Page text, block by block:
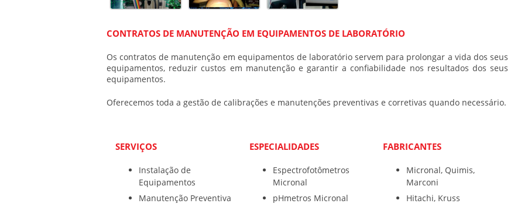
CONTRATOS DE MANUTENÇÃO EM EQUIPAMENTOS DE LABORATÓRIO
Os contratos de manutenção em equipamentos de laboratório servem para prolongar a vida dos seus
equipamentos, reduzir custos em manutenção e garantir a confiabilidade nos resultados dos seus
equipamentos.
Oferecemos toda a gestão de calibrações e manutenções preventivas e corretivas quando necessário.​
SERVIÇOS
Instalação de
Equipamentos
Manutenção Preventiva
ESPECIALIDADES
Espectrofotômetros
Micronal
pHmetros Micronal
FABRICANTES
Micronal, Quimis,
Marconi
Hitachi, Kruss